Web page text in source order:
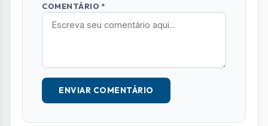
COMENTÁRIO *
ENVIAR COMENTÁRIO